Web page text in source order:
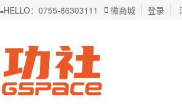
HELLO：0755-86303111 微商城 登录